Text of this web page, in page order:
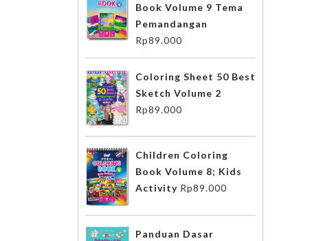
Book Volume 9 Tema
Pemandangan
Rp89.000
Coloring Sheet 50 Best
Sketch Volume 2
Rp89.000
Children Coloring
Book Volume 8; Kids
Activity Rp89.000
Panduan Dasar